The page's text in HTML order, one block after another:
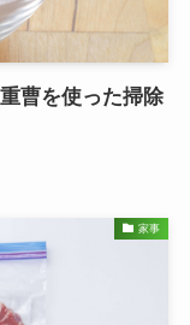
曹を使った掃除
家事